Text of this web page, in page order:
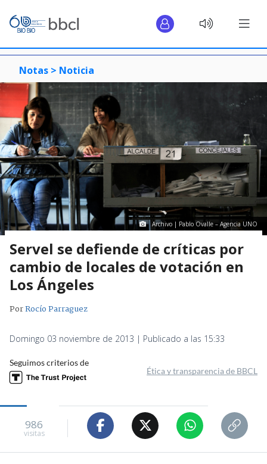
Notas > Noticia
Archivo | Pablo Ovalle – Agencia UNO
Servel se defiende de críticas por
cambio de locales de votación en
Los Ángeles
PorRocío Parraguez
Domingo 03 noviembre de 2013 | Publicado a las 15:33
Seguimos criterios de
Ética y transparencia de BBCL
986
visitas